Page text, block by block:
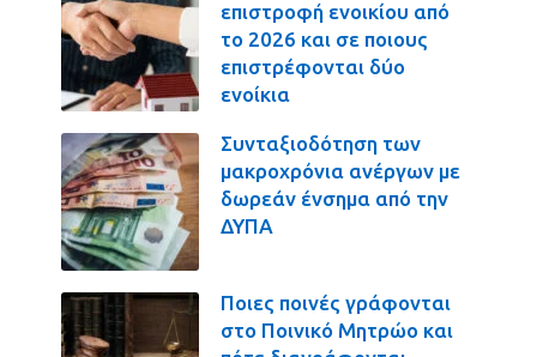
επιστροφή ενοικίου από
το 2026 και σε ποιους
επιστρέφονται δύο
ενοίκια
Συνταξιοδότηση των
μακροχρόνια ανέργων με
δωρεάν ένσημα από την
ΔΥΠΑ
Ποιες ποινές γράφονται
στο Ποινικό Μητρώο και